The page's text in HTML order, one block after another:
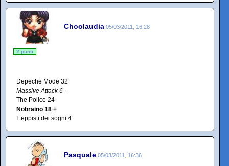
Choolaudia 05/03/2011, 16:28
2 punti
Depeche Mode 32
Massive Attack 6 -
The Police 24
Nobraino 18 +
I teppisti dei sogni 4
Pasquale 05/03/2011, 16:36